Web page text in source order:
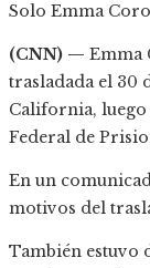
Solo Emma
(CNN) — Emma
trasladada el 30
California, luego
Federal de
En un
motivos del
También estuvo